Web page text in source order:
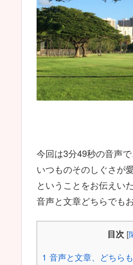
今回は3分49秒の音声で
いつものそのしぐさが
ということをお伝えい
音声と文章どちらでも
目次 [
1 音声と文章、どちら